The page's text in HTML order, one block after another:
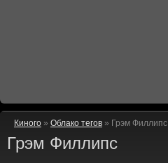
Киного » Облако тегов » Грэм Филлипс
Грэм Филлипс